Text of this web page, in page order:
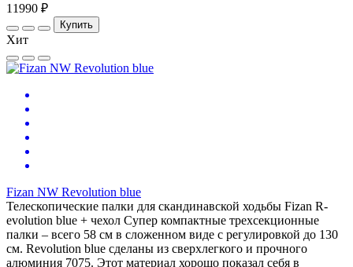
11990 ₽
Купить
Хит
Fizan NW Revolution blue
Телескопические палки для скандинавской ходьбы Fizan R-
evolution blue + чехол Супер компактные трехсекционные
палки – всего 58 см в сложенном виде с регулировкой до 130
см. Revolution blue сделаны из сверхлегкого и прочного
алюминия 7075. Этот материал хорошо показал себя в